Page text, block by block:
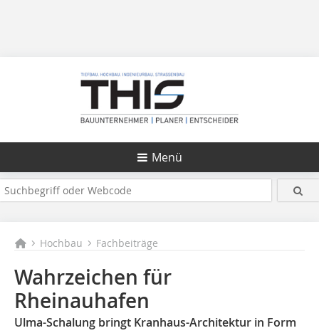
Menü
Hochbau Fachbeiträge
Wahrzeichen für
Rheinauhafen
Ulma-Schalung bringt Kranhaus-Architektur in Form